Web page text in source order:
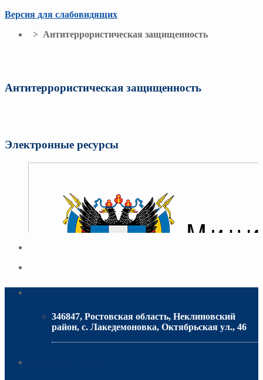
Версия для слабовидящих
> Антитеррористическая защищенность
Антитеррористическая защищенность
Электронные ресурсы
346847, Ростовская область, Неклиновский
район, с. Лакедемоновка, Октябрьская ул., 46